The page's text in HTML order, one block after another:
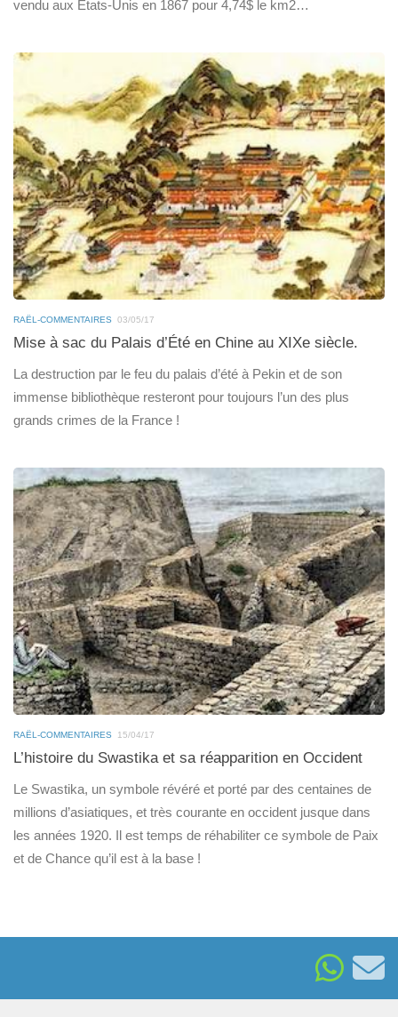
vendu aux Etats-Unis en 1867 pour 4,74$ le km2…
RAËL-COMMENTAIRES 03/05/17
Mise à sac du Palais d’Été en Chine au XIXe siècle.
La destruction par le feu du palais d’été à Pekin et de son
immense bibliothèque resteront pour toujours l’un des plus
grands crimes de la France !
RAËL-COMMENTAIRES 15/04/17
L’histoire du Swastika et sa réapparition en Occident
Le Swastika, un symbole révéré et porté par des centaines de
millions d’asiatiques, et très courante en occident jusque dans
les années 1920. Il est temps de réhabiliter ce symbole de Paix
et de Chance qu’il est à la base !